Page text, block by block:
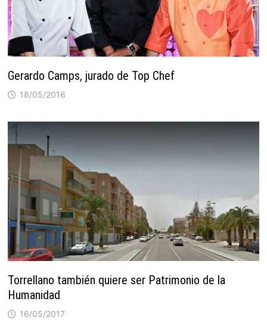
Gerardo Camps, jurado de Top Chef
18/05/2016
Torrellano también quiere ser Patrimonio de la
Humanidad
16/05/2017